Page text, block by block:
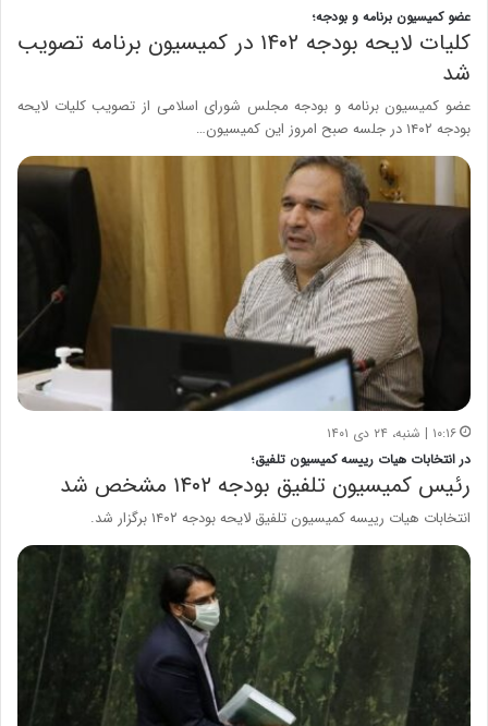
عضو کمیسیون برنامه و بودجه؛
کلیات لایحه بودجه ۱۴۰۲ در کمیسیون برنامه تصویب
شد
عضو کمیسیون برنامه و بودجه مجلس شورای اسلامی از تصویب کلیات لایحه
بودجه ۱۴۰۲ در جلسه صبح امروز این کمیسیون…
۱۰:۱۶ | شنبه، ۲۴ دی ۱۴۰۱
در انتخابات هیات رییسه کمیسیون تلفیق؛
رئیس کمیسیون تلفیق بودجه ۱۴۰۲ مشخص شد
انتخابات هیات رییسه کمیسیون تلفیق لایحه بودجه ۱۴۰۲ برگزار شد.